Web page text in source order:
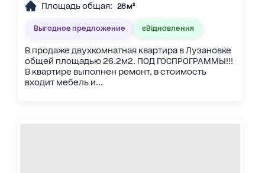
Площадь общая: 26 м²
Выгодное предложение єВідновлення
В продаже двухкомнатная квартира в Лузановке
общей площадью 26.2м2. ПОД ГОСПРОГРАММЫ!!!
В квартире выполнен ремонт, в стоимость
входит мебель и...